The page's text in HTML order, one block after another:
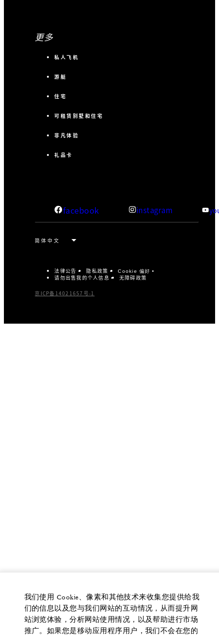
更多
私人飞机
游艇
住宅
可租赁别墅和住宅
非凡体验
礼品卡
facebook instagram
法律公告 隐私政策 Cookie 偏好
请勿出售我的个人信息 无障碍政策
京ICP备14021657号-1
我们使用 Cookie、像素和其他技术来收集您提供给我
们的信息以及您与我们网站的互动情况，从而提升网
站浏览体验，分析网站使用情况，以及帮助进行市场
推广。如果您是移动应用程序用户，我们不会在您的